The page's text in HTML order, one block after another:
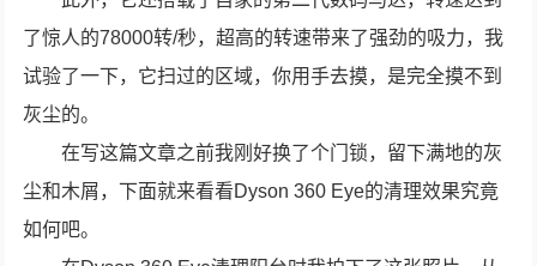
了惊人的78000转/秒，超高的转速带来了强劲的吸力，我
试验了一下，它扫过的区域，你用手去摸，是完全摸不到
灰尘的。
在写这篇文章之前我刚好换了个门锁，留下满地的灰
尘和木屑，下面就来看看Dyson 360 Eye的清理效果究竟
如何吧。